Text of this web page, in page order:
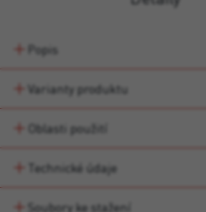
Popis
Varianty produktu
Oblasti použití
Technické údaje
Soubory ke stažení